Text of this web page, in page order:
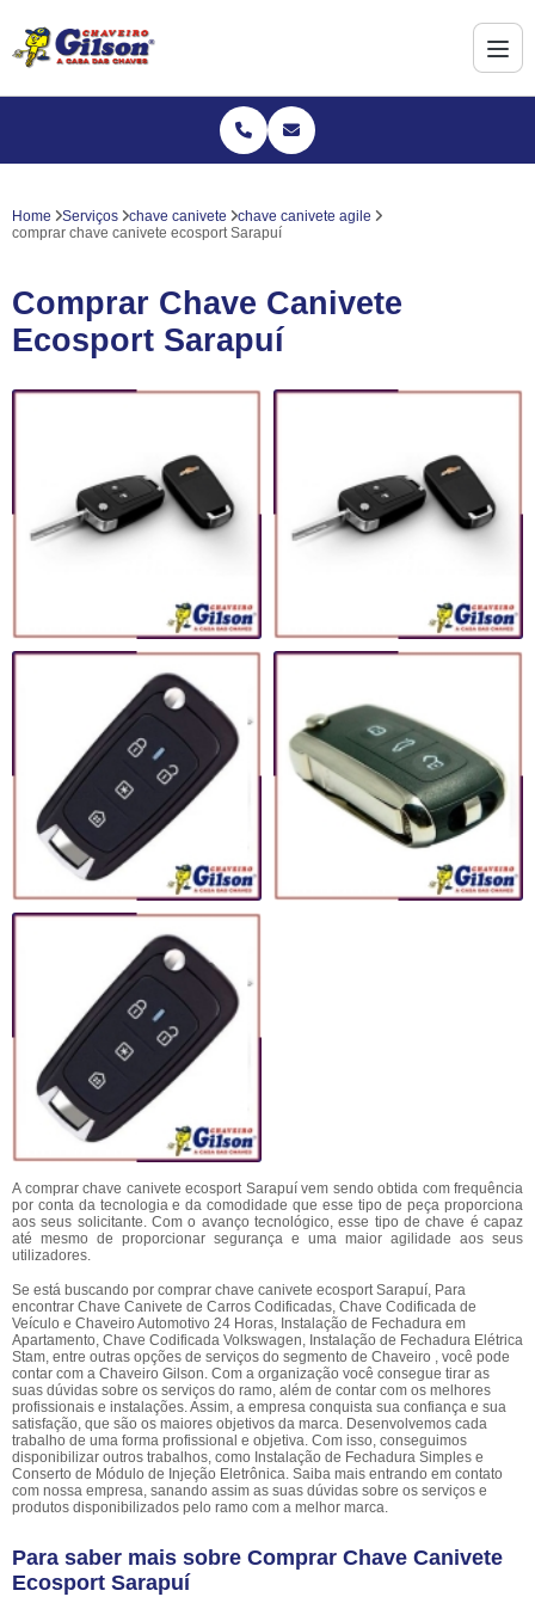
Home Serviços chave canivete
chave canivete agile
comprar chave canivete ecosport Sarapuí
Comprar Chave Canivete
Ecosport Sarapuí
A comprar chave canivete ecosport Sarapuí vem sendo obtida com frequência
por conta da tecnologia e da comodidade que esse tipo de peça proporciona
aos seus solicitante. Com o avanço tecnológico, esse tipo de chave é capaz
até mesmo de proporcionar segurança e uma maior agilidade aos seus
utilizadores.
Se está buscando por comprar chave canivete ecosport Sarapuí, Para
encontrar Chave Canivete de Carros Codificadas, Chave Codificada de
Veículo e Chaveiro Automotivo 24 Horas, Instalação de Fechadura em
Apartamento, Chave Codificada Volkswagen, Instalação de Fechadura Elétrica
Stam, entre outras opções de serviços do segmento de Chaveiro , você pode
contar com a Chaveiro Gilson. Com a organização você consegue tirar as
suas dúvidas sobre os serviços do ramo, além de contar com os melhores
profissionais e instalações. Assim, a empresa conquista sua confiança e sua
satisfação, que são os maiores objetivos da marca. Desenvolvemos cada
trabalho de uma forma profissional e objetiva. Com isso, conseguimos
disponibilizar outros trabalhos, como Instalação de Fechadura Simples e
Conserto de Módulo de Injeção Eletrônica. Saiba mais entrando em contato
com nossa empresa, sanando assim as suas dúvidas sobre os serviços e
produtos disponibilizados pelo ramo com a melhor marca.
Para saber mais sobre Comprar Chave Canivete
Ecosport Sarapuí